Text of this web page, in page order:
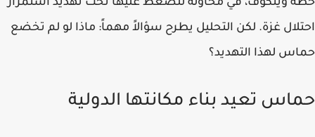
خطة ويتكوف، في محاولة للضغط عليها تحت تهديد استمرار
احتلال غزة. لكن التحليل يطرح سؤالاً مهماً: ماذا لو لم تخضع
حماس لهذا التهديد؟
حماس تعيد بناء مكانتها الدولية